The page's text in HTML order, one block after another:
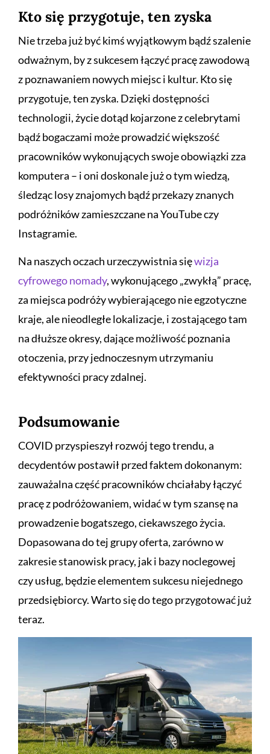
Kto się przygotuje, ten zyska
Nie trzeba już być kimś wyjątkowym bądź szalenie
odważnym, by z sukcesem łączyć pracę zawodową
z poznawaniem nowych miejsc i kultur. Kto się
przygotuje, ten zyska. Dzięki dostępności
technologii, życie dotąd kojarzone z celebrytami
bądź bogaczami może prowadzić większość
pracowników wykonujących swoje obowiązki zza
komputera – i oni doskonale już o tym wiedzą,
śledząc losy znajomych bądź przekazy znanych
podróżników zamieszczane na YouTube czy
Instagramie.
Na naszych oczach urzeczywistnia sięwizja
cyfrowego nomady, wykonującego „zwykłą” pracę,
za miejsca podróży wybierającego nie egzotyczne
kraje, ale nieodległe lokalizacje, i zostającego tam
na dłuższe okresy, dające możliwość poznania
otoczenia, przy jednoczesnym utrzymaniu
efektywności pracy zdalnej.
Podsumowanie
COVID przyspieszył rozwój tego trendu, a
decydentów postawił przed faktem dokonanym:
zauważalna część pracowników chciałaby łączyć
pracę z podróżowaniem, widać w tym szansę na
prowadzenie bogatszego, ciekawszego życia.
Dopasowana do tej grupy oferta, zarówno w
zakresie stanowisk pracy, jak i bazy noclegowej
czy usług, będzie elementem sukcesu niejednego
przedsiębiorcy. Warto się do tego przygotować już
teraz.